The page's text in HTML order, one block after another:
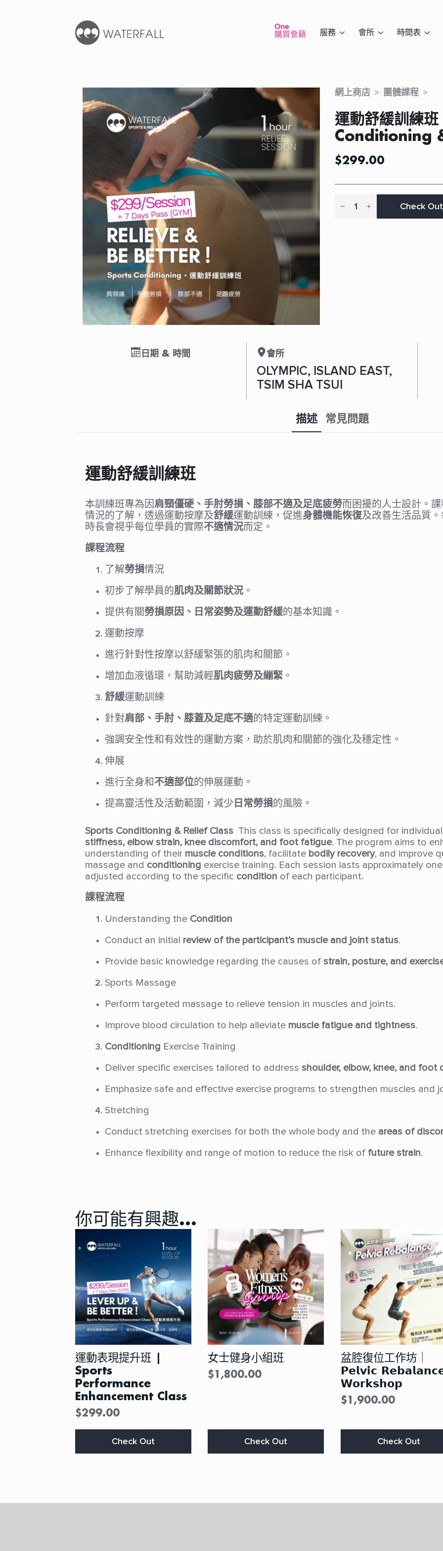
One
購買會籍 服務 會所 時間表
網上商店 團體課程
運動舒緩訓練
Conditioning
$299.00
動
Check Out
日期 & 時間 會所
OLYMPIC, ISLAND EAST,
TSIM SHA TSUI
描述 常見問題
運動舒緩訓練班
本訓練班專為因肩頸僵硬、手肘勞損、膝部不適及足底疲勞而困擾的人士設計。
情況的了解，透過運動按摩及舒緩運動訓練，促進身體機能恢復及改善生活品質
時長會視乎每位學員的實際不適情況而定。
課程流程
了解勞損情況
初步了解學員的肌肉及關節狀況 。
提供有關勞損原因、日常姿勢及運動舒緩的基本知識。
運動按摩
進行針對性按摩以舒緩緊張的肌肉和關節。
增加血液循環，幫助減輕肌肉疲勞及繃緊 。
舒緩運動訓練
針對肩部、手肘、膝蓋及足底不適的特定運動訓練。
強調安全性和有效性的運動方案，助於肌肉和關節的強化及穩定性。
伸展
進行全身和不適部位的伸展運動。
提高靈活性及活動範圍，減少 日常勞損的風險。
Sports Conditioning & Relief Class This class is specifically designed for
stiffness, elbow strain, knee discomfort, and foot fatigue. The program aims to
understanding of their muscle conditions, facilitate bodily recovery, and improve
massage and conditioning exercise training. Each session lasts approximately
adjusted according to the specific condition of each participant.
課程流程
Understanding the Condition
Conduct an initial review of the participant’s muscle and joint status.
Provide basic knowledge regarding the causes of strain, posture, and
Sports Massage
Perform targeted massage to relieve tension in muscles and joints.
Improve blood circulation to help alleviate muscle fatigue and tightness.
Conditioning Exercise Training
Deliver specific exercises tailored to address shoulder, elbow, knee, and foot
Emphasize safe and effective exercise programs to strengthen muscles and
Stretching
Conduct stretching exercises for both the whole body and the areas of
Enhance flexibility and range of motion to reduce the risk of future strain.
你可能有興趣…
運動表現提升班 |
Sports
Performance
Enhancement Class
$299.00
Check Out
女士健身小組班
$1,800.00
Check Out
has
盆腔復位工作坊｜
𝗣𝗲𝗹𝘃𝗶𝗰
𝗪𝗼𝗿𝗸𝘀𝗵𝗼𝗽
$1,900.00
Check Out
has